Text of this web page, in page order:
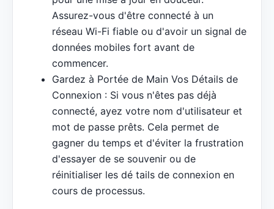
Assurez-vous d'être connecté à un
réseau Wi-Fi fiable ou d'avoir un signal de
données mobiles fort avant de
commencer.
Gardez à Portée de Main Vos Détails de
Connexion : Si vous n'êtes pas déjà
connecté, ayez votre nom d'utilisateur et
mot de passe prêts. Cela permet de
gagner du temps et d'éviter la frustration
d'essayer de se souvenir ou de
réinitialiser les dé tails de connexion en
cours de processus.